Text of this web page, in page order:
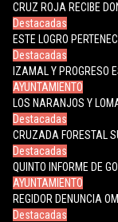
CRUZ ROJA RECIBE
Destacadas
ESTE LOGRO
Destacadas
IZAMAL Y PROGRESO
AYUNTAMIENTO
LOS NARANJOS Y
Destacadas
CRUZADA FORESTAL
Destacadas
QUINTO INFORME DE
AYUNTAMIENTO
REGIDOR DENUNCIA
Destacadas